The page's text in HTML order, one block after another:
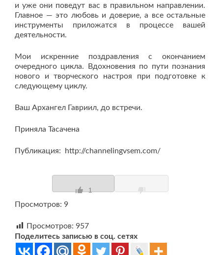
и уже они поведут вас в правильном направлении.
Главное — это любовь и доверие, а все остальные
инструменты приложатся в процессе вашей
деятельности.
Мои искренние поздравления с окончанием
очередного цикла. Вдохновения по пути познания
нового и творческого настроя при подготовке к
следующему циклу.
Ваш Архангел Гавриил, до встречи.
Приняла Тасачена
Публикация: http://channelingvsem.com/
1
Просмотров: 9
Просмотров: 957
Поделитесь записью в соц. сетях